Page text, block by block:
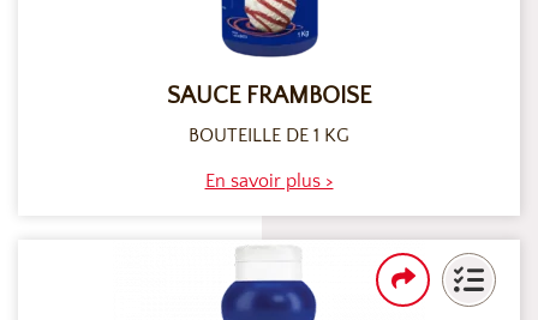
SAUCE FRAMBOISE
BOUTEILLE DE 1 KG
En savoir plus >